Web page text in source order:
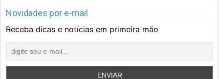
Novidades por e-mail
Receba dicas e notícias em primeira mão